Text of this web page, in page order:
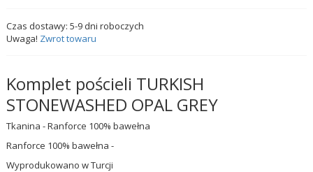
Czas dostawy:5-9 dni roboczych
Uwaga! Zwrot towaru
Komplet pościeli TURKISH
STONEWASHED OPAL GREY
Tkanina - Ranforce 100% bawełna
Ranforce 100% bawełna -
Wyprodukowano w Turcji